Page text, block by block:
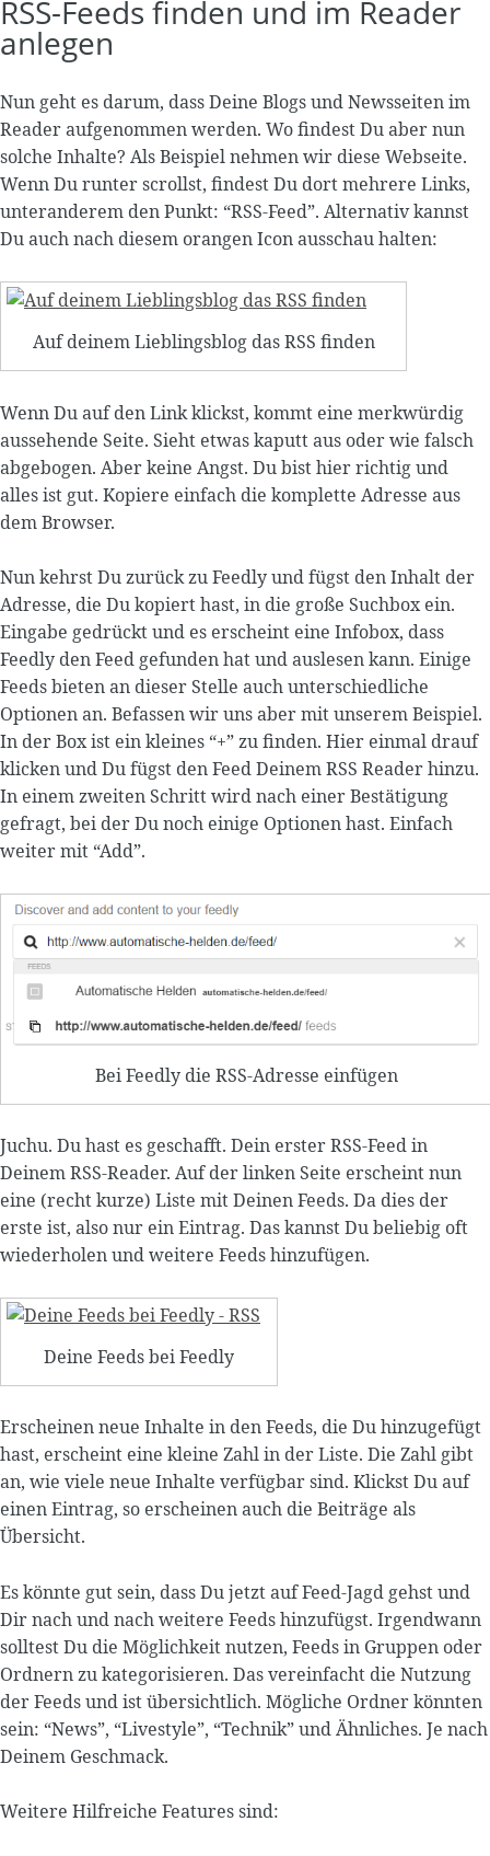
RSS-Feeds finden und im Reader
anlegen
Nun geht es darum, dass Deine Blogs und Newsseiten im
Reader aufgenommen werden. Wo findest Du aber nun
solche Inhalte? Als Beispiel nehmen wir diese Webseite.
Wenn Du runter scrollst, findest Du dort mehrere Links,
unteranderem den Punkt: “RSS-Feed”. Alternativ kannst
Du auch nach diesem orangen Icon ausschau halten:
Auf deinem Lieblingsblog das RSS finden
Wenn Du auf den Link klickst, kommt eine merkwürdig
aussehende Seite. Sieht etwas kaputt aus oder wie falsch
abgebogen. Aber keine Angst. Du bist hier richtig und
alles ist gut. Kopiere einfach die komplette Adresse aus
dem Browser.
Nun kehrst Du zurück zu Feedly und fügst den Inhalt der
Adresse, die Du kopiert hast, in die große Suchbox ein.
Eingabe gedrückt und es erscheint eine Infobox, dass
Feedly den Feed gefunden hat und auslesen kann. Einige
Feeds bieten an dieser Stelle auch unterschiedliche
Optionen an. Befassen wir uns aber mit unserem Beispiel.
In der Box ist ein kleines “+” zu finden. Hier einmal drauf
klicken und Du fügst den Feed Deinem RSS Reader hinzu.
In einem zweiten Schritt wird nach einer Bestätigung
gefragt, bei der Du noch einige Optionen hast. Einfach
weiter mit “Add”.
Bei Feedly die RSS-Adresse einfügen
Juchu. Du hast es geschafft. Dein erster RSS-Feed in
Deinem RSS-Reader. Auf der linken Seite erscheint nun
eine (recht kurze) Liste mit Deinen Feeds. Da dies der
erste ist, also nur ein Eintrag. Das kannst Du beliebig oft
wiederholen und weitere Feeds hinzufügen.
Deine Feeds bei Feedly
Erscheinen neue Inhalte in den Feeds, die Du hinzugefügt
hast, erscheint eine kleine Zahl in der Liste. Die Zahl gibt
an, wie viele neue Inhalte verfügbar sind. Klickst Du auf
einen Eintrag, so erscheinen auch die Beiträge als
Übersicht.
Es könnte gut sein, dass Du jetzt auf Feed-Jagd gehst und
Dir nach und nach weitere Feeds hinzufügst. Irgendwann
solltest Du die Möglichkeit nutzen, Feeds in Gruppen oder
Ordnern zu ka­te­go­ri­sie­ren. Das vereinfacht die Nutzung
der Feeds und ist übersichtlich. Mögliche Ordner könnten
sein: “News”, “Livestyle”, “Technik” und Ähnliches. Je nach
Deinem Geschmack.
Weitere Hilfreiche Features sind: